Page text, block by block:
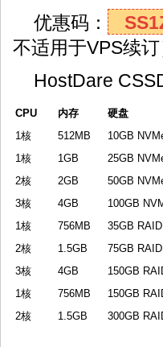
优惠码：
不适用于VPS续订
HostDare
CPU 内存 硬盘
1核
512MB 10GB
1核
1GB 25GB
2核
2GB 50GB
3核
4GB 100GB
1核
756MB 35GB
2核
1.5GB 75GB
3核
4GB 150GB
1核
756MB 150GB
2核
1.5GB 300GB